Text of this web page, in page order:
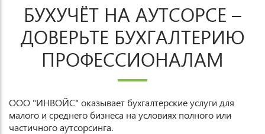
БУХУЧЁТ НА АУТСОРСЕ –
ДОВЕРЬТЕ БУХГАЛТЕРИЮ
ПРОФЕССИОНАЛАМ
ООО "ИНВОЙС" оказывает бухгалтерские услуги для
малого и среднего бизнеса на условиях полного или
частичного аутсорсинга.